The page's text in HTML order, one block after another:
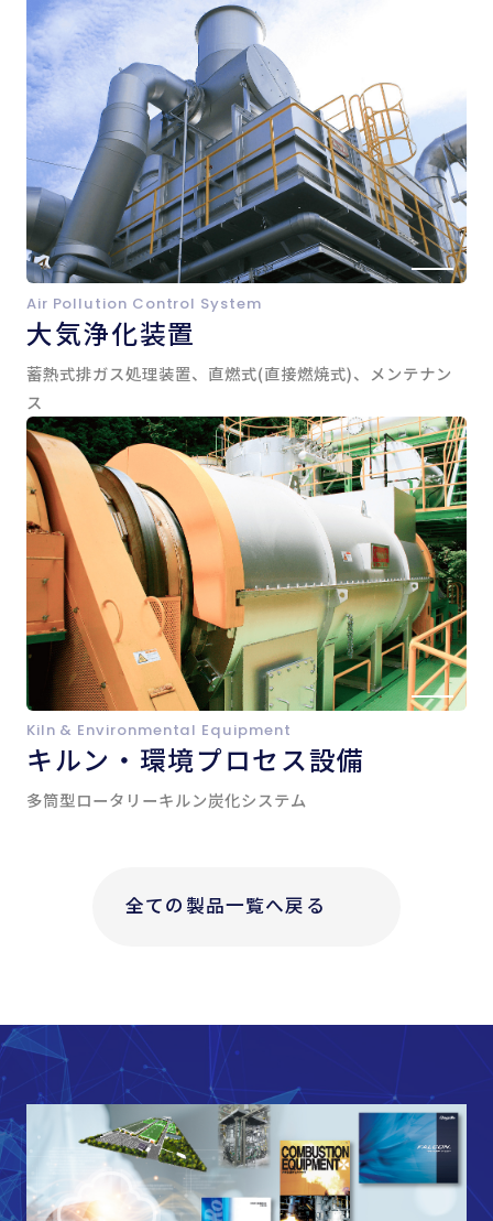
Air Pollution Control System
大気浄化装置
蓄熱式排ガス処理装置、直燃式(直接燃焼式)、メンテナン
ス
Kiln & Environmental Equipment
キルン・環境プロセス設備
多筒型ロータリーキルン炭化システム
全ての製品一覧へ戻る